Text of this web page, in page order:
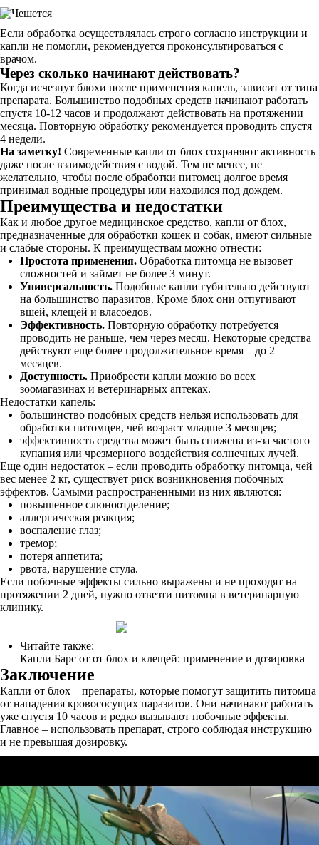
Если обработка осуществлялась строго согласно инструкции и
капли не помогли, рекомендуется проконсультироваться с
врачом.
Через сколько начинают действовать?
Когда исчезнут блохи после применения капель, зависит от типа
препарата. Большинство подобных средств начинают работать
спустя 10-12 часов и продолжают действовать на протяжении
месяца. Повторную обработку рекомендуется проводить спустя
4 недели.
На заметку! Современные капли от блох сохраняют активность
даже после взаимодействия с водой. Тем не менее, не
желательно, чтобы после обработки питомец долгое время
принимал водные процедуры или находился под дождем.
Преимущества и недостатки
Как и любое другое медицинское средство, капли от блох,
предназначенные для обработки кошек и собак, имеют сильные
и слабые стороны. К преимуществам можно отнести:
Простота применения. Обработка питомца не вызовет
сложностей и займет не более 3 минут.
Универсальность. Подобные капли губительно действуют
на большинство паразитов. Кроме блох они отпугивают
вшей, клещей и власоедов.
Эффективность. Повторную обработку потребуется
проводить не раньше, чем через месяц. Некоторые средства
действуют еще более продолжительное время – до 2
месяцев.
Доступность. Приобрести капли можно во всех
зоомагазинах и ветеринарных аптеках.
Недостатки капель:
большинство подобных средств нельзя использовать для
обработки питомцев, чей возраст младше 3 месяцев;
эффективность средства может быть снижена из-за частого
купания или чрезмерного воздействия солнечных лучей.
Еще один недостаток – если проводить обработку питомца, чей
вес менее 2 кг, существует риск возникновения побочных
эффектов. Самыми распространенными из них являются:
повышенное слюноотделение;
аллергическая реакция;
воспаление глаз;
тремор;
потеря аппетита;
рвота, нарушение стула.
Если побочные эффекты сильно выражены и не проходят на
протяжении 2 дней, нужно отвезти питомца в ветеринарную
клинику.
Читайте также:
Капли Барс от от блох и клещей: применение и дозировка
Заключение
Капли от блох – препараты, которые помогут защитить питомца
от нападения кровососущих паразитов. Они начинают работать
уже спустя 10 часов и редко вызывают побочные эффекты.
Главное – использовать препарат, строго соблюдая инструкцию
и не превышая дозировку.